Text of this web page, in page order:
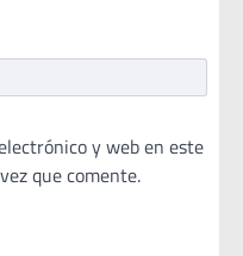
y web en este
que comente.